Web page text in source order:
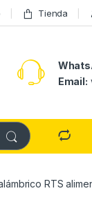
Tienda
Email:
RTS